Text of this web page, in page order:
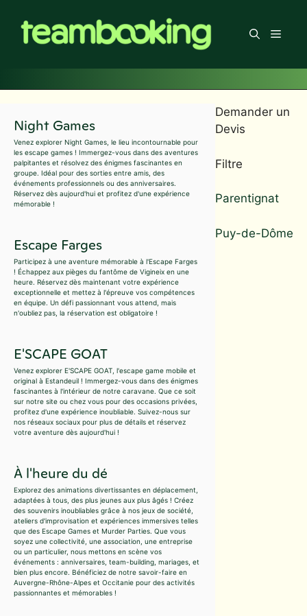
contenu
Menu
Night Games
Venez explorer Night Games, le lieu incontournable pour
les escape games ! Immergez-vous dans des aventures
palpitantes et résolvez des énigmes fascinantes en
groupe. Idéal pour des sorties entre amis, des
événements professionnels ou des anniversaires.
Réservez dès aujourd'hui et profitez d'une expérience
mémorable !
Escape Farges
Participez à une aventure mémorable à l'Escape Farges
! Échappez aux pièges du fantôme de Vigineix en une
heure. Réservez dès maintenant votre expérience
exceptionnelle et mettez à l'épreuve vos compétences
en équipe. Un défi passionnant vous attend, mais
n'oubliez pas, la réservation est obligatoire !
E'SCAPE GOAT
Venez explorer E'SCAPE GOAT, l'escape game mobile et
original à Estandeuil ! Immergez-vous dans des énigmes
fascinantes à l'intérieur de notre caravane. Que ce soit
sur notre site ou chez vous pour des occasions privées,
profitez d'une expérience inoubliable. Suivez-nous sur
nos réseaux sociaux pour plus de détails et réservez
votre aventure dès aujourd'hui !
À l'heure du dé
Explorez des animations divertissantes en déplacement,
adaptées à tous, des plus jeunes aux plus âgés ! Créez
des souvenirs inoubliables grâce à nos jeux de société,
ateliers d'improvisation et expériences immersives telles
que des Escape Games et Murder Parties. Que vous
soyez une collectivité, une association, une entreprise
ou un particulier, nous mettons en scène vos
événements : anniversaires, team-building, mariages, et
bien plus encore. Bénéficiez de notre savoir-faire en
Auvergne-Rhône-Alpes et Occitanie pour des activités
passionnantes et mémorables !
Demander un
Devis
Filtre
Parentignat
Puy-de-Dôme